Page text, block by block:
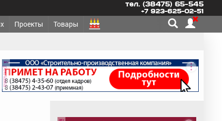
тел. (38475) 65-545
+7 923-625-02-51
Проекты Товары
реклама